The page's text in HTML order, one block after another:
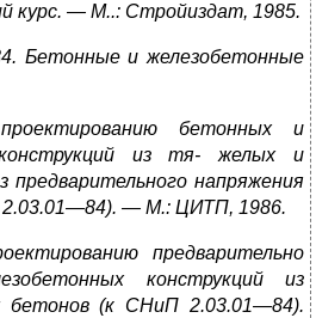
курс. — М..: Стройиздат, 1985.
Бетонные и железобетонные
бетонных и
конструкций из тя­-желых и
предварительного напряжения
84). — М.: ЦИТП, 1986.
предварительно
конструкций из
бетонов (к СНиП 2.03.01—84).